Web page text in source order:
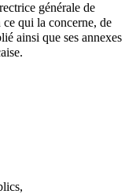
générale de
qui la concerne, de
ainsi que ses annexes